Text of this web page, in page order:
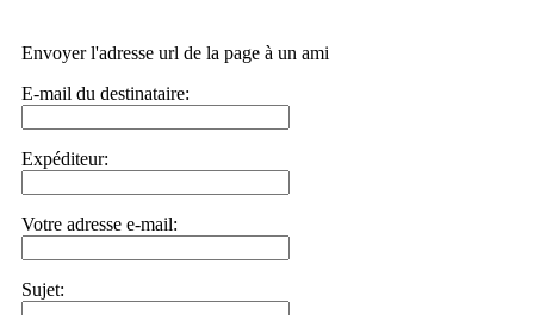
Envoyer l'adresse url de la page à un ami
E-mail du destinataire:
Expéditeur:
Votre adresse e-mail:
Sujet: